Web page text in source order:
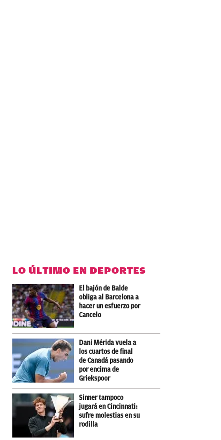
LO ÚLTIMO EN DEPORTES
El bajón de Balde
obliga al Barcelona a
hacer un esfuerzo por
Cancelo
Dani Mérida vuela a
los cuartos de final
de Canadá pasando
por encima de
Griekspoor
Sinner tampoco
jugará en Cincinnati:
sufre molestias en su
rodilla